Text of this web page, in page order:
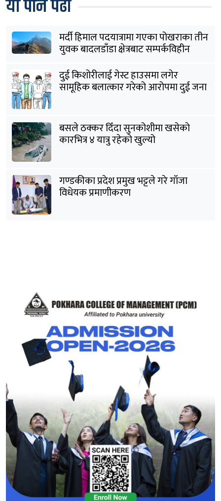
यो पनि पढौँ
मर्दी हिमाल पदयात्रामा गएका पोखराका तीन
युवक बादलडाँडा क्षेत्रबाट सम्पर्कविहीन
दुई किशोरीलाई गेस्ट हाउसमा लगेर
सामूहिक बलात्कार गरेको आरोपमा दुई जना
बसले ठक्कर दिँदा सुनकोशीमा खसेकाे
कारभित्र ४ यात्रु रहेको खुल्यो
गण्डकीका प्रदेश प्रमुख भट्टले गरे गाँजा
विधेयक प्रमाणीकरण